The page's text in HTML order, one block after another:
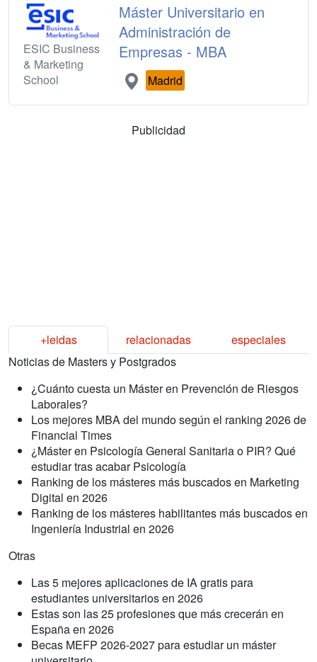
ESIC Business
& Marketing
School
Máster Universitario en
Administración de
Empresas - MBA
Madrid
Publicidad
+leidas relacionadas
especiales
Noticias de Masters y Postgrados
¿Cuánto cuesta un Máster en Prevención de Riesgos
Laborales?
Los mejores MBA del mundo según el ranking 2026 de
Financial Times
¿Máster en Psicología General Sanitaria o PIR? Qué
estudiar tras acabar Psicología
Ranking de los másteres más buscados en Marketing
Digital en 2026
Ranking de los másteres habilitantes más buscados en
Ingeniería Industrial en 2026
Otras
Las 5 mejores aplicaciones de IA gratis para
estudiantes universitarios en 2026
Estas son las 25 profesiones que más crecerán en
España en 2026
Becas MEFP 2026-2027 para estudiar un máster